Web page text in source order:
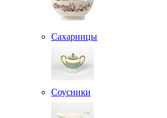
Сахарницы
Соусники